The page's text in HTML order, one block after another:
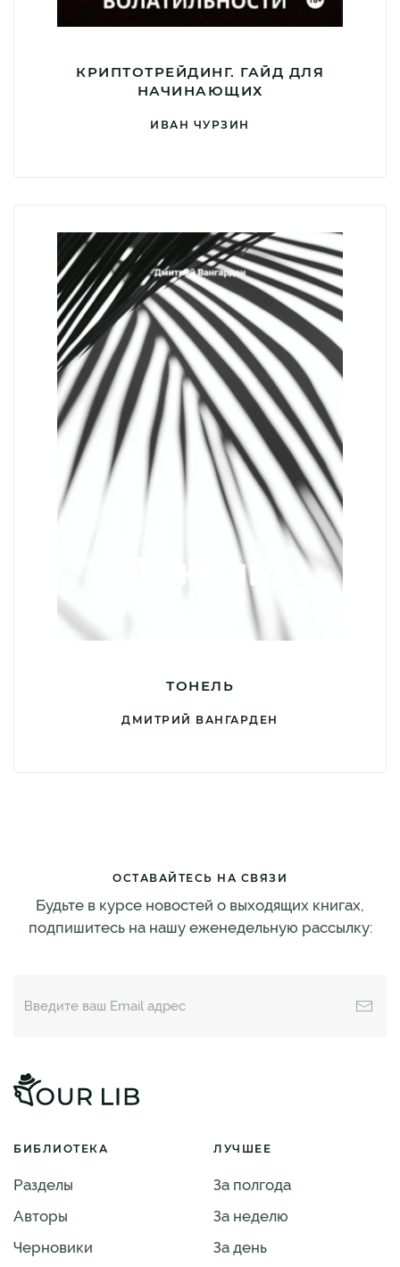
КРИПТОТРЕЙДИНГ. ГАЙД ДЛЯ
НАЧИНАЮЩИХ
ИВАН ЧУРЗИН
ТОНЕЛЬ
ДМИТРИЙ ВАНГАРДЕН
ОСТАВАЙТЕСЬ НА СВЯЗИ
Будьте в курсе новостей о выходящих книгах,
подпишитесь на нашу еженедельную рассылку:
БИБЛИОТЕКА
Разделы
Авторы
Черновики
ЛУЧШЕЕ
За полгода
За неделю
За день